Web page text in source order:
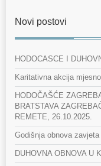
Novi postovi
HODOCASCE I
Karitativna akcija
HODOČAŠĆE
BRATSTAVA
REMETE, 26.10.2025.
Godišnja obnova zavjeta
DUHOVNA OBNOVA U